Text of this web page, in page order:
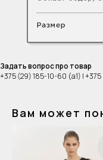
Задать вопрос про товар
+375 (29) 185-10-60 (а1) |
Вам может